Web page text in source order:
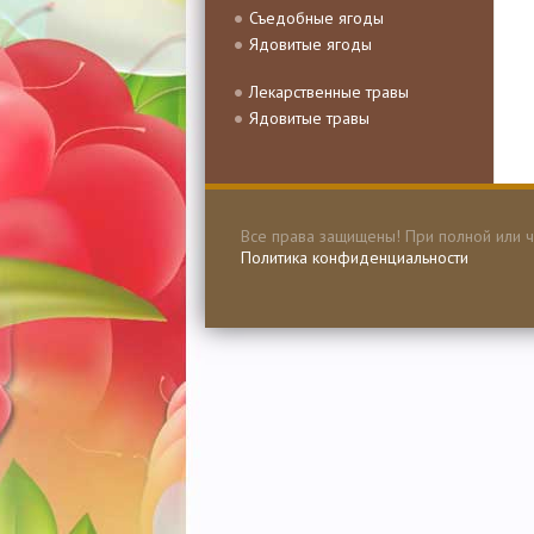
Съедобные ягоды
Ядовитые ягоды
Лекарственные травы
Ядовитые травы
Все права защищены! При полной или
Политика конфиденциальности